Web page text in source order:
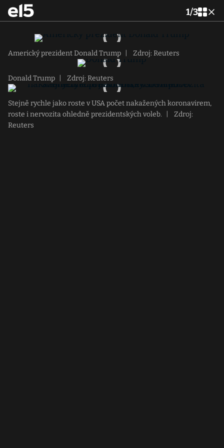
1/3
Americký prezident Donald Trump Zdroj: Reuters
Donald Trump Zdroj: Reuters
Stejně rychle jako roste v USA počet nakažených koronavirem,
roste i nervozita ohledně prezidentských voleb.
Zdroj:
Reuters